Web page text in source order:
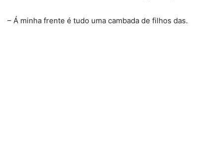
– Á minha frente é tudo uma cambada de filhos das.